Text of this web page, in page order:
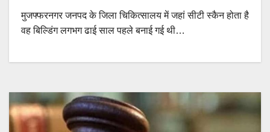
मुजफ्फरनगर जनपद के जिला चिकित्सालय में जहां सीटी स्कैन होता है
वह बिल्डिंग लगभग ढाई साल पहले बनाई गई थी…